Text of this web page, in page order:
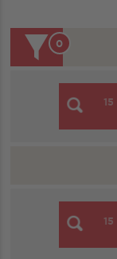
0
15
15